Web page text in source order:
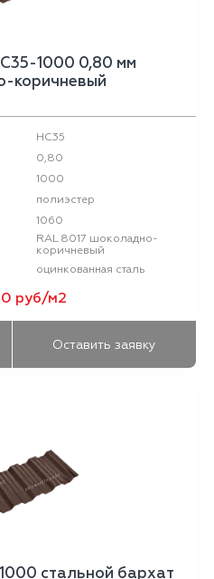
1000 0,80 мм
коричневый
НС35
0,80
1000
полиэстер
1060
RAL 8017 шоколадно-
коричневый
оцинкованная сталь
руб/м2
Оставить заявку
стальной бархат